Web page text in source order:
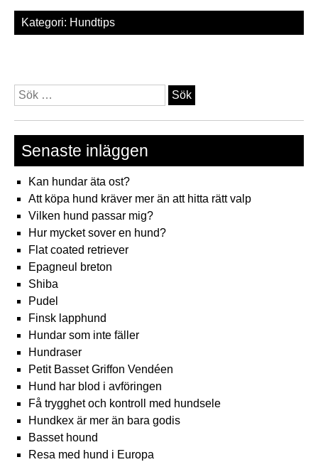
Kategori: Hundtips
Sök
efter:
Senaste inläggen
Kan hundar äta ost?
Att köpa hund kräver mer än att hitta rätt valp
Vilken hund passar mig?
Hur mycket sover en hund?
Flat coated retriever
Epagneul breton
Shiba
Pudel
Finsk lapphund
Hundar som inte fäller
Hundraser
Petit Basset Griffon Vendéen
Hund har blod i avföringen
Få trygghet och kontroll med hundsele
Hundkex är mer än bara godis
Basset hound
Resa med hund i Europa